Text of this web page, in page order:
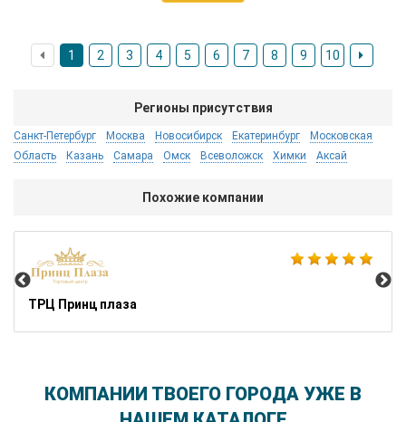
1 2 3 4 5 6 7 8 9 10
Регионы присутствия
Санкт-Петербург Москва Новосибирск Екатеринбург
Московская
Область
Казань Самара Омск Всеволожск Химки Аксай
Похожие компании
ТРЦ Принц плаза
КОМПАНИИ ТВОЕГО ГОРОДА УЖЕ В